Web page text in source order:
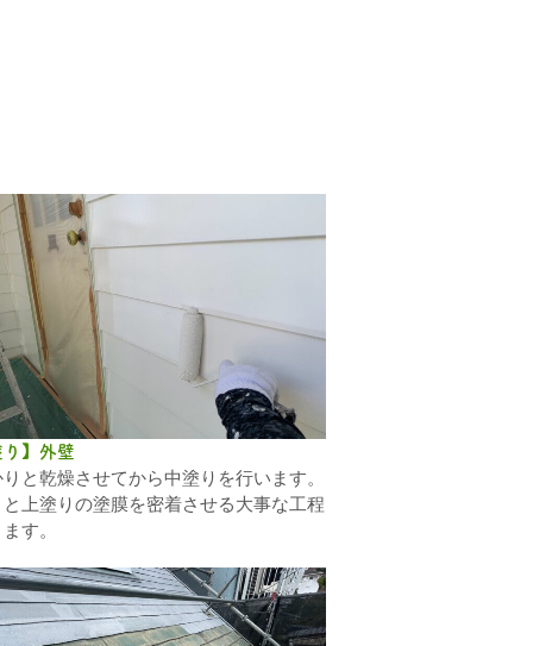
】外壁
と乾燥させてから中塗りを行います。
上塗りの塗膜を密着させる大事な工程
す。